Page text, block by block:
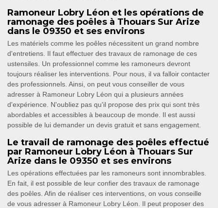
Ramoneur Lobry Léon et les opérations de
ramonage des poêles à Thouars Sur Arize
dans le 09350 et ses environs
Les matériels comme les poêles nécessitent un grand nombre
d'entretiens. Il faut effectuer des travaux de ramonage de ces
ustensiles. Un professionnel comme les ramoneurs devront
toujours réaliser les interventions. Pour nous, il va falloir contacter
des professionnels. Ainsi, on peut vous conseiller de vous
adresser à Ramoneur Lobry Léon qui a plusieurs années
d'expérience. N'oubliez pas qu'il propose des prix qui sont très
abordables et accessibles à beaucoup de monde. Il est aussi
possible de lui demander un devis gratuit et sans engagement.
Le travail de ramonage des poêles effectué
par Ramoneur Lobry Léon à Thouars Sur
Arize dans le 09350 et ses environs
Les opérations effectuées par les ramoneurs sont innombrables.
En fait, il est possible de leur confier des travaux de ramonage
des poêles. Afin de réaliser ces interventions, on vous conseille
de vous adresser à Ramoneur Lobry Léon. Il peut proposer des